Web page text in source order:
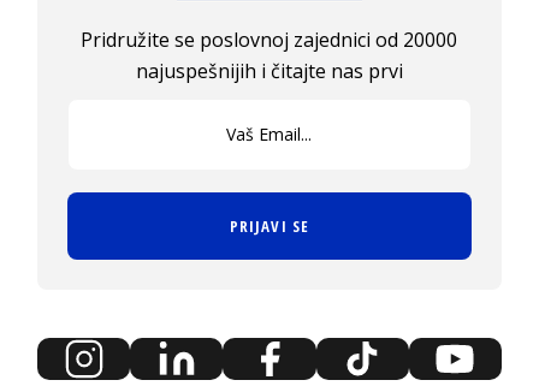
Pridružite se poslovnoj zajednici od 20000
najuspešnijih i čitajte nas prvi
PRIJAVI SE